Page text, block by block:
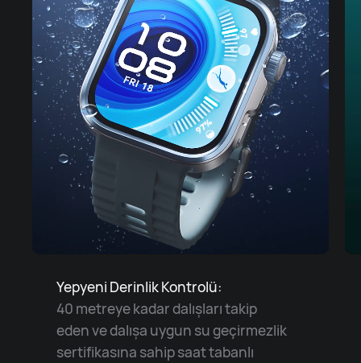
Yepyeni Derinlik Kontrolü:
40 metreye kadar dalışları takip
eden ve dalışa uygun su geçirmezlik
sertifikasına sahip saat tabanlı